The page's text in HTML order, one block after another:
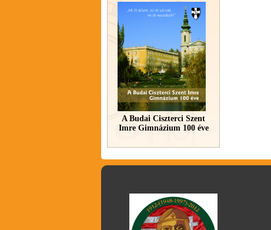
A Budai Ciszterci Szent
Imre Gimnázium 100 éve